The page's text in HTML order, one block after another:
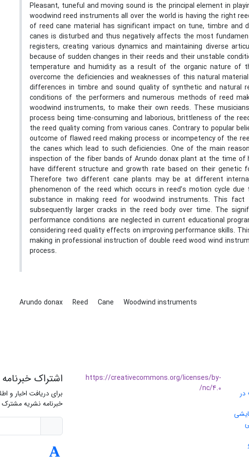
Pleasant, tuneful and moving sound is the principal element in
woodwind reed instruments all over the world is having the right
of reed cane material has significant impact on tune, timbre
canes is disturbed and thus negatively affects the most
registers, creating various dynamics and maintaining diverse
because of sudden changes in their reeds and their unstable
temperature and humidity as a result of the organic nature of
overcome the deficiencies and weaknesses of this natural
differences in timbre and sound quality of synthetic and natural
conditions of the performers and numerous methods of reed
woodwind instruments, to make their own reeds. These
process being time-consuming and laborious, brittleness of the
the reed quality coming from various canes. Contrary to popular
outcome of flawed reed making process or incompetency of the
the canes which lead to such deficiencies. One of the main
inspection of the fiber bands of Arundo donax plant at the time
have different structure and growth rate based on their genetic
Therefore two different cane plants may be at different
phenomenon of the reed which occurs in reed’s motion cycle
substance in making reed for woodwind instruments. This
subsequently larger cracks in the reed body over time. The
performance conditions are neglected in current educational
considering reed quality effects on improving performance skills.
making in professional instruction of double reed wood wind
process.
Arundo donax Reed Cane Woodwind instruments
در
https://creativecommons.org/licenses/by-
nc/4.0/
اشتراک خبرنامه
برای دریافت اخبار و
خبرنامه نشریه